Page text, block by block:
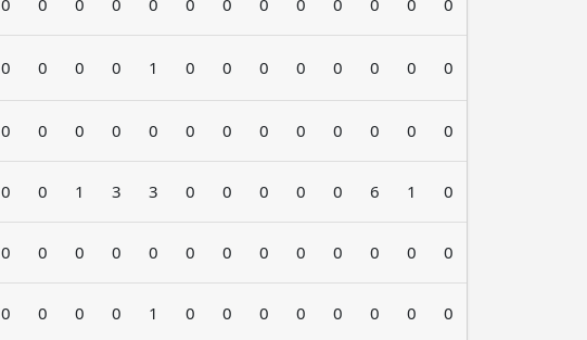
0 0 0 0 0 0 0 0 0 0 0 0 0
0 0 0 0 1 0 0 0 0 0 0 0 0
0 0 0 0 0 0 0 0 0 0 0 0 0
0 0 1 3 3 0 0 0 0 0 6 1 0
0 0 0 0 0 0 0 0 0 0 0 0 0
0 0 0 0 1 0 0 0 0 0 0 0 0